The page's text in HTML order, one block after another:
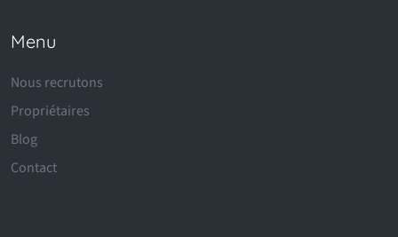
Menu
Nous recrutons
Propriétaires
Blog
Contact